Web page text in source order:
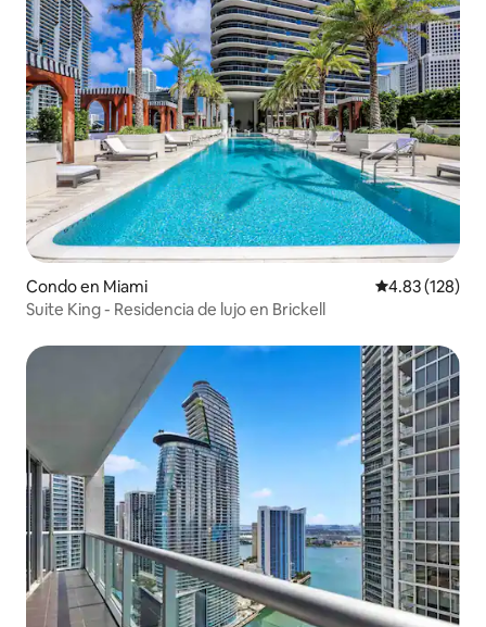
Condo en Miami Calificación
4.83 (128)
Suite King - Residencia de lujo en Brickell